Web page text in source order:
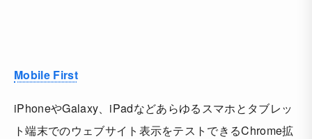
Mobile First
iPhoneやGalaxy、iPadなどあらゆるスマホとタブレッ
ト端末でのウェブサイト表示をテストできるChrome拡